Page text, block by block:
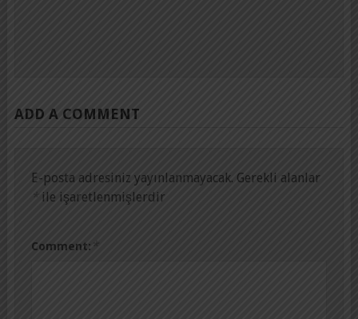
ADD A COMMENT
E-posta adresiniz yayınlanmayacak. Gerekli alanlar
* ile işaretlenmişlerdir
Comment: *